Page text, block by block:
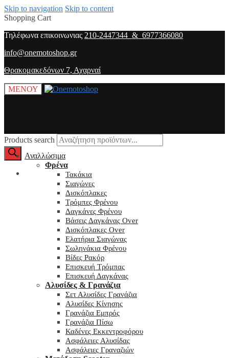
Skip to navigation Skip to content
Shopping Cart
Τηλέφωνα επικοινωνιας 210-2447344 & 6977366080
info@onemotoshop.gr
Θρακομακεδόνων 7, Αχαρναί
ΜΕΝΟΥ
Products search
O λογαριασμός μου
Αναλλώσιμα
Φρένα
Τακάκια
Σιαγώνες
Δισκόπλακες
Τρόμπες Φρένου
Δαγκάνες Φρένου
Βάσεις Δαγκάνας Over
Δισκόπλακες Over
Ελατήρια Σιαγώνας
Σωληνάκια Φρένου
Βίδες Ρακόρ
Επισκευή Τρόμπας
Επισκευή Δαγκάνας
Αλυσίδες & Γρανάζια
Σετ Αλυσίδες Γρανάζια
Αλυσίδες Κίνησης
Γρανάζια Εμπρός
Γρανάζια Πίσω
Καδένες Εκκεντροφόρου
Ασφάλειες Αλυσίδας
Ασφάλειες Γραναζιών